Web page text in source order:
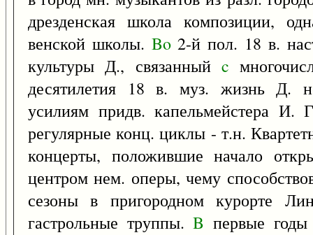
дрезденская школа композиции,
венской школы. Bo2-й пол. 18 в.
культуры Д., связанный c
десятилетия 18 в. муз. жизнь Д.
усилиям придв. капельмейстера И.
регулярные конц. циклы - т.н.
концерты, положившие начало
центром нем. оперы, чему
сезоны в пригородном курорте
гастрольные труппы.B первые